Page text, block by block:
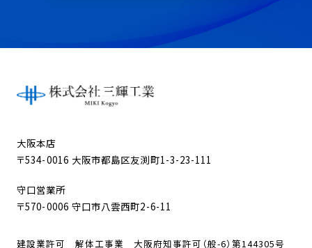
大阪本店
〒534-0016 大阪市都島区友渕町1-3-23-111
守口営業所
〒570-0006 守口市八雲西町2-6-11
建設業許可 解体工事業 大阪府知事許可（般-6）第144305号